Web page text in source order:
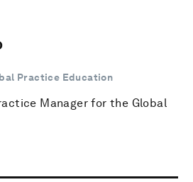
Practice Education
Manager for the Global